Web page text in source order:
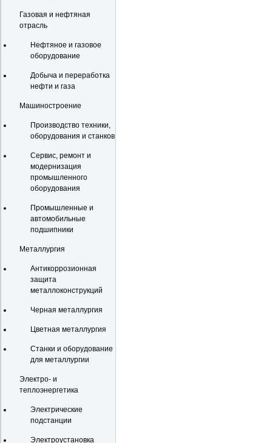
Газовая и нефтяная
отрасль
Нефтяное и газовое
оборудование
Добыча и переработка
нефти и газа
Машиностроение
Производство техники,
оборудования и станков
Сервис, ремонт и
модернизация
промышленного
оборудования
Промышленные и
автомобильные
подшипники
Металлургия
Антикоррозионная
защита
металлоконструкций
Черная металлургия
Цветная металлургия
Станки и оборудование
для металлургии
Электро- и
теплоэнергетика
Электрические
подстанции
Электроустановка